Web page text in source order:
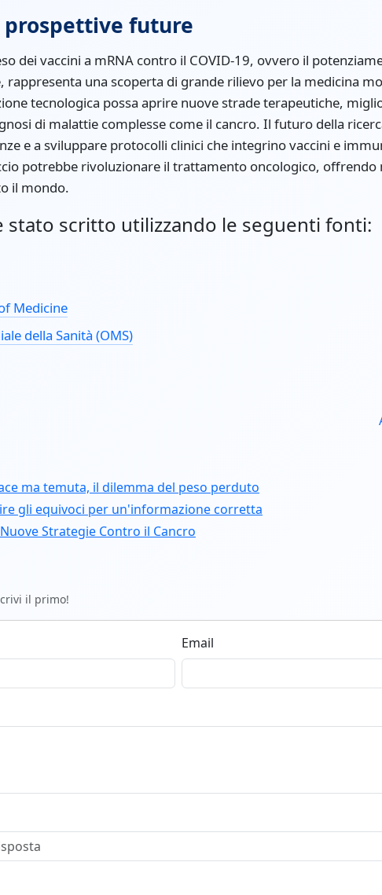
prospettive future
dei vaccini a mRNA contro il COVID-19, ovvero il
una scoperta di grande rilievo per la medicina
tecnologica possa aprire nuove strade terapeutiche,
di malattie complesse come il cancro. Il futuro della
e a sviluppare protocolli clinici che integrino vaccini e
potrebbe rivoluzionare il trattamento oncologico, offrendo
il mondo.
stato scritto utilizzando le seguenti fonti:
Medicine
della Sanità (OMS)
ma temuta, il dilemma del peso perduto
gli equivoci per un'informazione corretta
Strategie Contro il Cancro
il primo!
Email